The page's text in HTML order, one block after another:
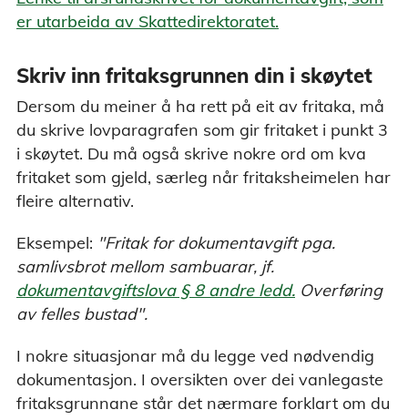
er utarbeida av Skattedirektoratet.
Skriv inn fritaksgrunnen din i skøytet
Dersom du meiner å ha rett på eit av fritaka, må
du skrive lovparagrafen som gir fritaket i punkt 3
i skøytet. Du må også skrive nokre ord om kva
fritaket som gjeld, særleg når fritaksheimelen har
fleire alternativ.
Eksempel: "Fritak for dokumentavgift pga.
samlivsbrot mellom sambuarar, jf.
dokumentavgiftslova § 8 andre ledd. Overføring
av felles bustad".
I nokre situasjonar må du legge ved nødvendig
dokumentasjon. I oversikten over dei vanlegaste
fritaksgrunnane står det nærmare forklart om du